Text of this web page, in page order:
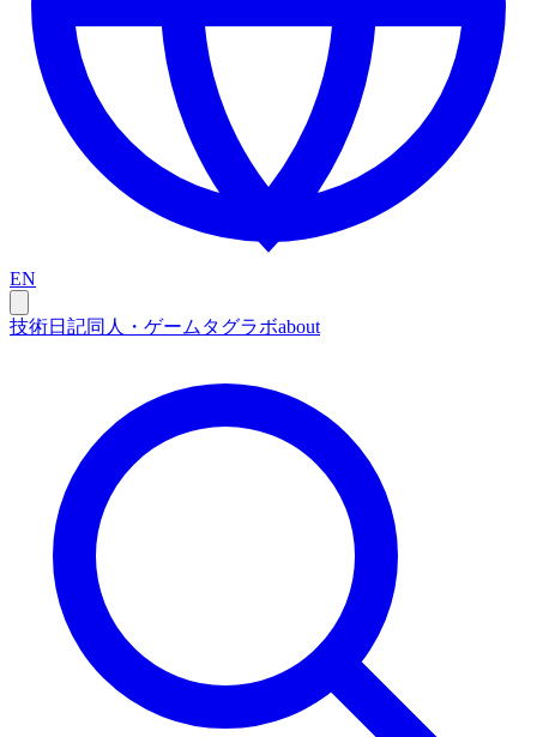
EN
技術日記同人・ゲーム タグラボabout